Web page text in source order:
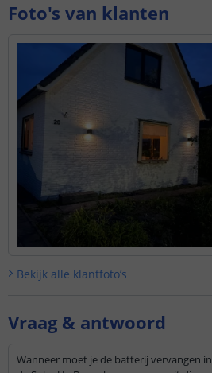
Foto's van klanten
Bekijk alle klantfoto’s
Vraag & antwoord
Wanneer moet je de batterij vervangen in